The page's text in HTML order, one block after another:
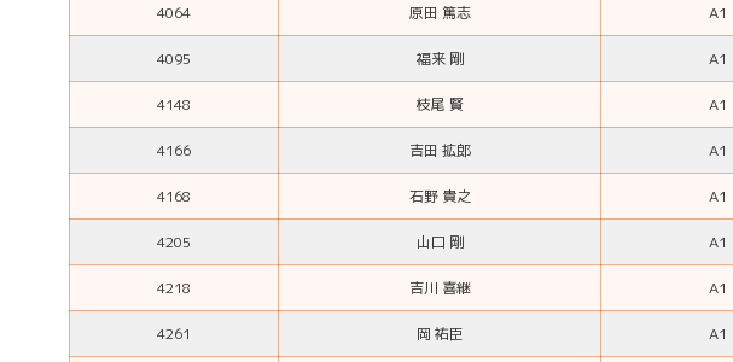
4064 原田 篤志 A1
4095 福来 剛 A1
4148 枝尾 賢 A1
4166 吉田 拡郎 A1
4168 石野 貴之 A1
4205 山口 剛 A1
4218 吉川 喜継 A1
4261 岡 祐臣 A1